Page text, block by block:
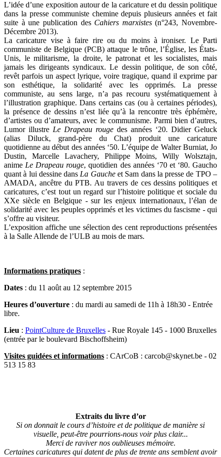
L’idée d’une exposition autour de la caricature et du dessin politique
dans la presse communiste chemine depuis plusieurs années et fait
suite à une publication des Cahiers marxistes(n°243, Novembre-
Décembre 2013).
La caricature vise à faire rire ou du moins à ironiser. Le Parti
communiste de Belgique (PCB) attaque le trône, l’Église, les États-
Unis, le militarisme, la droite, le patronat et les socialistes, mais
jamais les dirigeants syndicaux. Le dessin politique, de son côté,
revêt parfois un aspect lyrique, voire tragique, quand il exprime par
son esthétique, la solidarité avec les opprimés. La presse
communiste, au sens large, n’a pas recouru systématiquement à
l’illustration graphique. Dans certains cas (ou à certaines périodes),
la présence de dessins n’est liée qu’à la rencontre très éphémère,
d’artistes ou d’amateurs, avec le communisme. Parmi bien d’autres,
Lumor illustre Le Drapeau rouge des années ‘20. Didier Geluck
(alias Diluck, grand-père du Chat) produit une caricature
quotidienne au début des années ‘50. L’équipe de Walter Burniat, Jo
Dustin, Marcelle Lavachery, Philippe Moins, Willy Wolsztajn,
anime Le Drapeau rouge, quotidien des années ‘70 et ‘80. Gaucho
quant à lui dessine dans La Gaucheet Sam dans la presse de TPO –
AMADA, ancêtre du PTB. Au travers de ces dessins politiques et
caricatures, c’est tout un regard sur l’histoire politique et sociale du
XXe siècle en Belgique - sur les enjeux internationaux, l’élan de
solidarité avec les peuples opprimés et les victimes du fascisme - qui
s’offre au visiteur.
L’exposition affiche une sélection des cent reproductions présentées
à la Salle Allende de l’ULB au mois de mars.
Informations pratiques :
Dates : du 11 août au 12 septembre 2015
Heures d’ouverture : du mardi au samedi de 11h à 18h30 - Entrée
libre.
Lieu : PointCulture de Bruxelles - Rue Royale 145 - 1000 Bruxelles
(entrée par le boulevard Bischoffsheim)
Visites guidées et informations : CArCoB : carcob@skynet.be - 02
513 15 83
Extraits du livre d’or
Si on donnait le cours d’histoire et de politique de manière si
visuelle, peut-être pourrions-nous voir plus clair...
Merci de raviver nos oublieuses mémoire.
Certaines caricatures qui datent de plus de trente ans semblent avoir